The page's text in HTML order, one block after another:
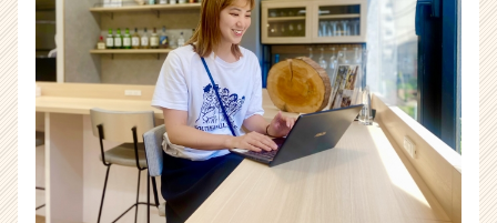
活
サ
イ
ト
チ
ア
キ
リ